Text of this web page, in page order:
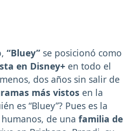
“Bluey” se posicionó como
en Disney+ en todo el
dos años sin salir de
más vistos en la
es “Bluey”? Pues es la
de una familia de